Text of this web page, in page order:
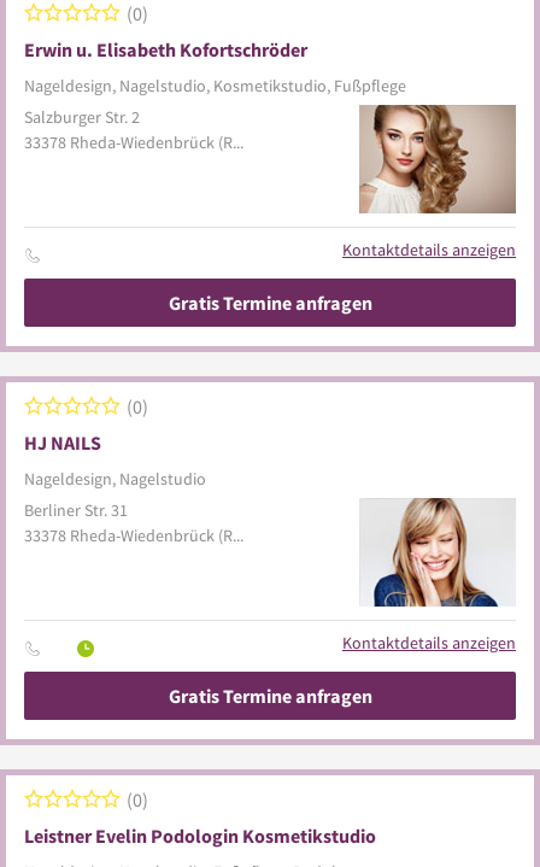
Erwin u. Elisabeth Kofortschröder
Nageldesign, Nagelstudio, Kosmetikstudio, Fußpflege
0
Salzburger Str. 2
33378 Rheda-Wiedenbrück (Rheda)
Kontaktdetails anzeigen
Gratis Termine anfragen
HJ NAILS
Nageldesign, Nagelstudio
0
Berliner Str. 31
33378 Rheda-Wiedenbrück (Rheda)
Kontaktdetails anzeigen
Gratis Termine anfragen
Leistner Evelin Podologin Kosmetikstudio
0